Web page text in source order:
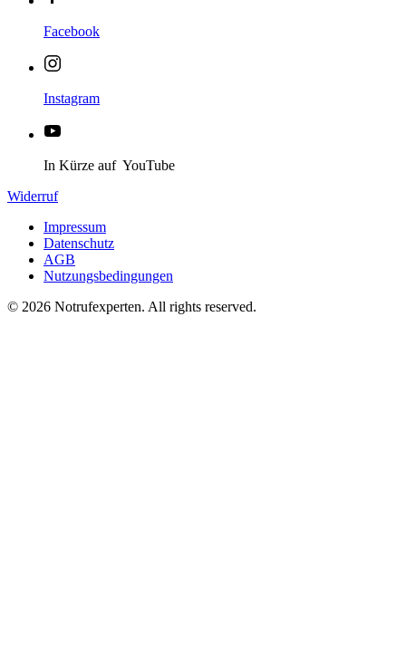
Facebook
Instagram
In Kürze auf YouTube
Widerruf
Impressum
Datenschutz
AGB
Nutzungsbedingungen
© 2026 Notrufexperten. All rights reserved.